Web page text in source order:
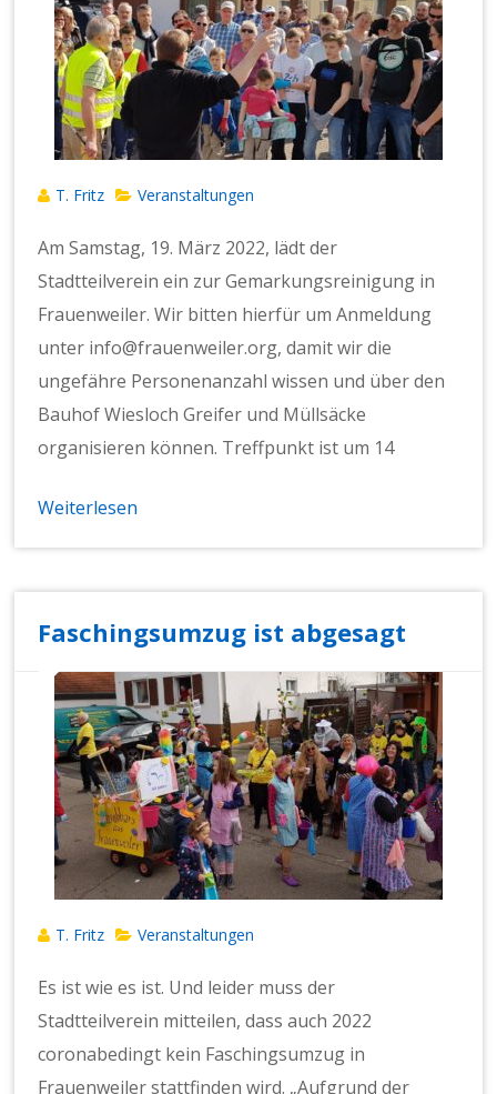
T. Fritz Veranstaltungen
Am Samstag, 19. März 2022, lädt der
Stadtteilverein ein zur Gemarkungsreinigung in
Frauenweiler. Wir bitten hierfür um Anmeldung
unter info@frauenweiler.org, damit wir die
ungefähre Personenanzahl wissen und über den
Bauhof Wiesloch Greifer und Müllsäcke
organisieren können. Treffpunkt ist um 14
Weiterlesen
Faschingsumzug ist abgesagt
T. Fritz Veranstaltungen
Es ist wie es ist. Und leider muss der
Stadtteilverein mitteilen, dass auch 2022
coronabedingt kein Faschingsumzug in
Frauenweiler stattfinden wird. „Aufgrund der